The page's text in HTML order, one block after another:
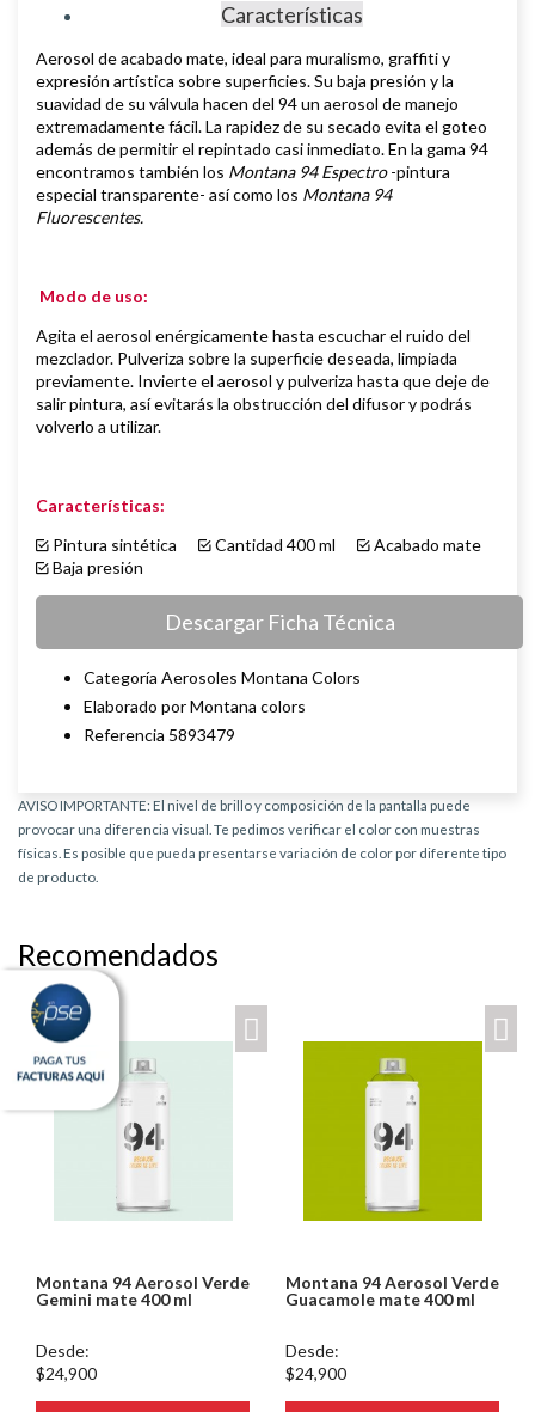
Características
Aerosol deacabado mate, ideal para muralismo, graffiti y
expresión artística sobre superficies.Su baja presión y la
suavidad de su válvula hacen del 94 un aerosol de manejo
extremadamente fácil. La rapidez de su secado evita el goteo
además de permitir el repintado casi inmediato.En la gama 94
encontramos también los Montana 94 Espectro-pintura
especial transparente- así como los Montana 94
Fluorescentes.
Modo de uso:
Agita el aerosol enérgicamente hasta escuchar el ruido del
mezclador. Pulveriza sobre la superficie deseada, limpiada
previamente. Invierte el aerosol y pulveriza hasta que deje de
salir pintura, así evitarás la obstrucción del difusor y podrás
volverlo a utilizar.
Características:
Pintura sintética
Cantidad 400 ml
Acabado mate
Baja presión
Descargar Ficha Técnica
Categoría Aerosoles Montana Colors
Elaborado por Montana colors
Referencia 5893479
AVISO IMPORTANTE: El nivel de brillo y composición de la pantalla puede
provocar una diferencia visual. Te pedimos verificar el color con muestras
físicas. Es posible que pueda presentarse variación de color por diferente tipo
de producto.
Recomendados
Montana 94 Aerosol Verde
Gemini mate 400 ml
Desde:
$24,900
Montana 94 Aerosol Verde
Guacamole mate 400 ml
Desde:
$24,900